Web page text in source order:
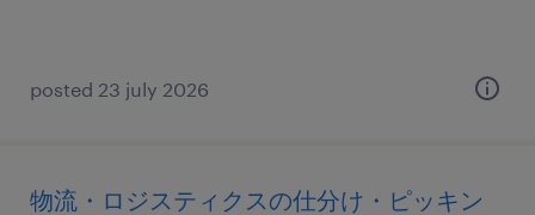
posted 23 july 2026
物流・ロジスティクスの仕分け・ピッキン